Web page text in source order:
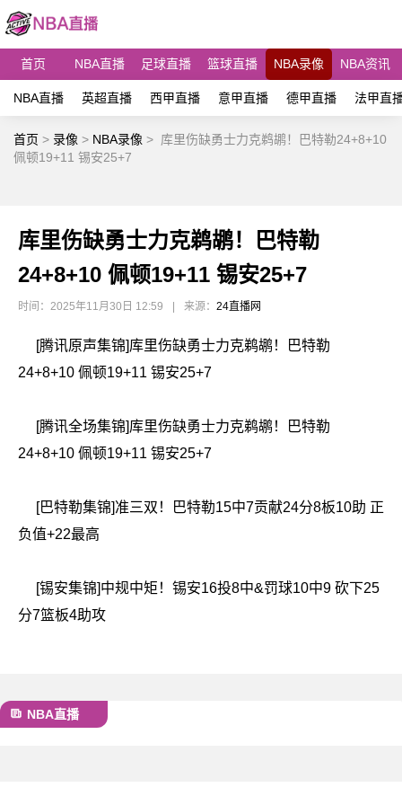
首页 NBA直播 足球直播 篮球直播 NBA录像 NBA资讯
NBA直播 英超直播 西甲直播 意甲直播 德甲直播 法甲直
首页 > 录像 > NBA录像 > 库里伤缺勇士力克鹈鹕！巴特勒24+8+10
佩顿19+11 锡安25+7
库里伤缺勇士力克鹈鹕！巴特勒
24+8+10 佩顿19+11 锡安25+7
时间：2025年11月30日 12:59 来源： 24直播网
[腾讯原声集锦]库里伤缺勇士力克鹈鹕！巴特勒
24+8+10 佩顿19+11 锡安25+7
[腾讯全场集锦]库里伤缺勇士力克鹈鹕！巴特勒
24+8+10 佩顿19+11 锡安25+7
[巴特勒集锦]准三双！巴特勒15中7贡献24分8板10助 正
负值+22最高
[锡安集锦]中规中矩！锡安16投8中&罚球10中9 砍下25
分7篮板4助攻
NBA直播